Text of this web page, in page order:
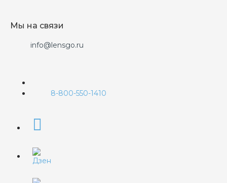
Мы на связи
info@lensgo.ru
8-800-550-1410